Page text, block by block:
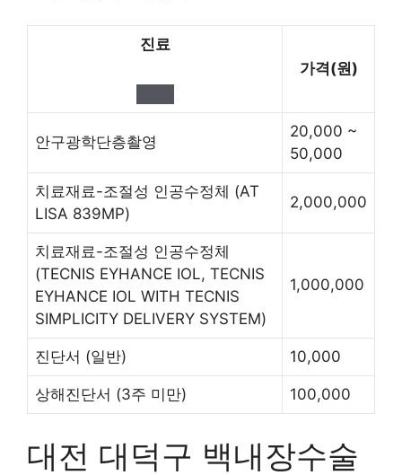
진료
가격(원)
안구광학단층촬영
20,000 ~
50,000
치료재료-조절성 인공수정체 (AT
LISA 839MP)
2,000,000
치료재료-조절성 인공수정체
(TECNIS EYHANCE IOL, TECNIS
EYHANCE IOL WITH TECNIS
SIMPLICITY DELIVERY SYSTEM)
1,000,000
진단서 (일반) 10,000
상해진단서 (3주 미만) 100,000
대전 대덕구 백내장수술